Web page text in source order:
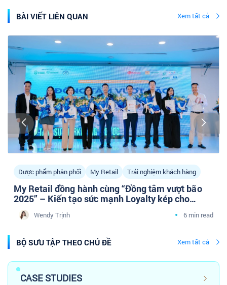
BÀI VIẾT LIÊN QUAN Xem tất cả
Dược phẩm phân phối My Retail Trải nghiệm khách hàng
My Retail đồng hành cùng “Đồng tâm vượt bão
2025” – Kiến tạo sức mạnh Loyalty kép cho
doanh nghiệp Dược phân phối cùng cộng đồng
Tâm sự Marketing Y Dược
Wendy Trịnh 6 min read
BỘ SƯU TẬP THEO CHỦ ĐỀ Xem tất cả
CASE STUDIES